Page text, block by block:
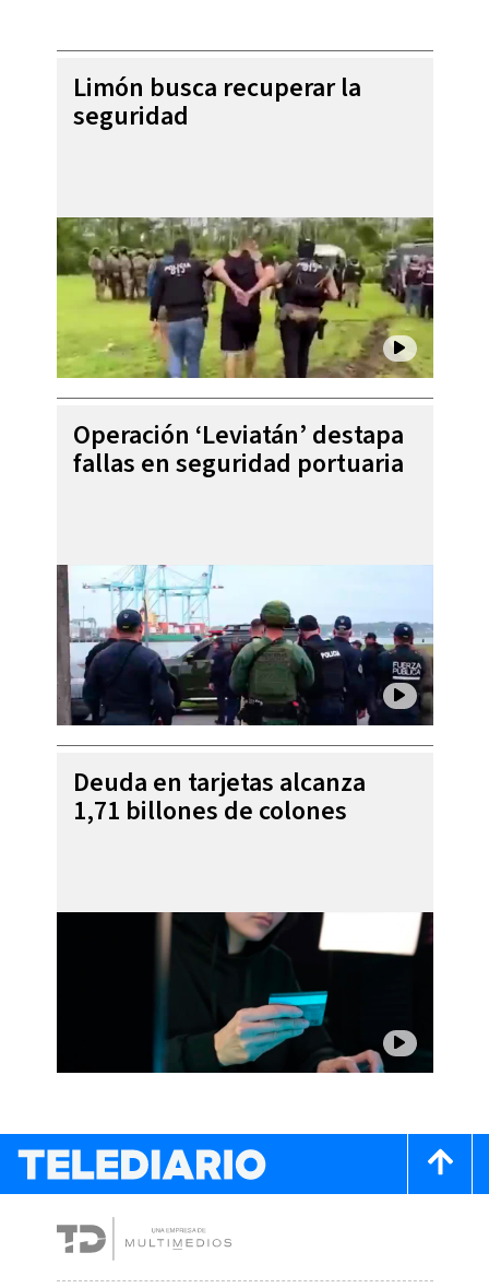
Limón busca recuperar la
seguridad
Operación ‘Leviatán’ destapa
fallas en seguridad portuaria
Deuda en tarjetas alcanza
1,71 billones de colones